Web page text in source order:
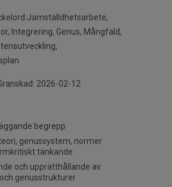
Integrering, Genus, Mångfald,
2026-02-12
begrepp
genussystem, normer
tänkande
och upprätthållande av
genusstrukturer